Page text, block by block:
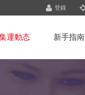
登錄
運動态 新手指南